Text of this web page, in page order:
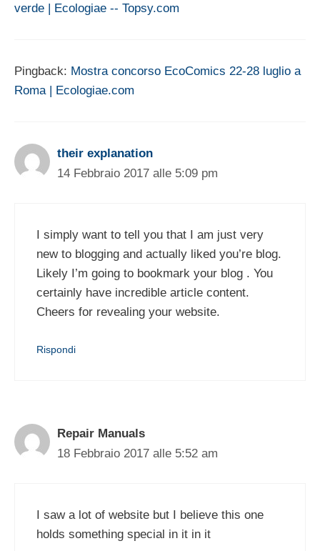
verde | Ecologiae -- Topsy.com
Pingback: Mostra concorso EcoComics 22-28 luglio a
Roma | Ecologiae.com
their explanation
14 Febbraio 2017 alle 5:09 pm
I simply want to tell you that I am just very
new to blogging and actually liked you’re blog.
Likely I’m going to bookmark your blog . You
certainly have incredible article content.
Cheers for revealing your website.
Rispondi
Repair Manuals
18 Febbraio 2017 alle 5:52 am
I saw a lot of website but I believe this one
holds something special in it in it